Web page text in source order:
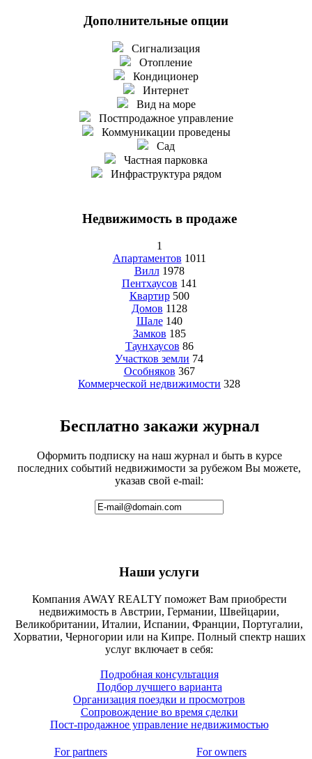
Дополнительные опции
Сигнализация
Отопление
Кондиционер
Интернет
Вид на море
Постпродажное управление
Коммуникации проведены
Сад
Частная парковка
Инфраструктура рядом
Недвижимость в продаже
1
Апартаментов 1011
Вилл 1978
Пентхаусов 141
Квартир 500
Домов 1128
Шале 140
Замков 185
Таунхаусов 86
Участков земли 74
Особняков 367
Коммерческой недвижимости 328
Бесплатно закажи журнал
Оформить подписку на наш журнал и быть в курсе
последних событий недвижимости за рубежом Вы можете,
указав свой e-mail:
Наши услуги
Компания AWAY REALTY поможет Вам приобрести
недвижимость в Австрии, Германии, Швейцарии,
Великобритании, Италии, Испании, Франции, Португалии,
Хорватии, Черногории или на Кипре. Полный спектр наших
услуг включает в себя:
Подробная консультация
Подбор лучшего варианта
Организация поездки и просмотров
Сопровождение во время сделки
Пост-продажное управление недвижимостью
For partners For owners